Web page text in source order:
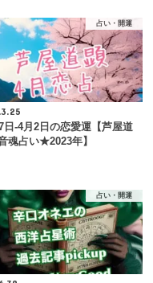
占い・開運
日-4月2日の恋愛運【芦屋道
魂占い★2023年】
占い・開運